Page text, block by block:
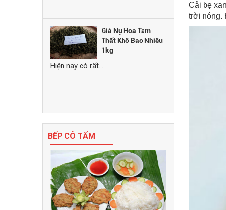
Giá Nụ Hoa Tam
Thất Khô Bao Nhiêu
1kg
Hiện nay có rất...
BẾP CÔ TẤM
Cải bẹ
trời nóng.